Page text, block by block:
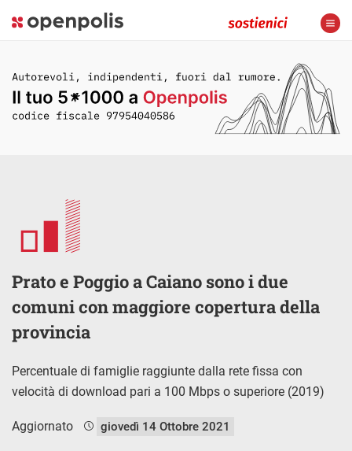
Prato e Poggio a Caiano sono i due
comuni con maggiore copertura della
provincia
Percentuale di famiglie raggiunte dalla rete fissa con
velocità di download pari a 100 Mbps o superiore (2019)
Aggiornato giovedì 14 Ottobre 2021